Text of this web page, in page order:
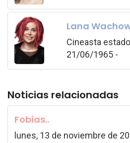
Lana
Cineasta
21/06/1965 -
Noticias relacionadas
Fobias..
lunes, 13 de noviembre de